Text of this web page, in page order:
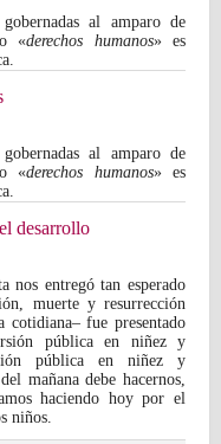
al amparo de
«derechos humanos» es
al amparo de
«derechos humanos» es
desarrollo
nos entregó tan esperado
muerte y resurrección
cotidiana– fue presentado
pública en niñez y
pública en niñez y
mañana debe hacernos,
haciendo hoy por el
niños.